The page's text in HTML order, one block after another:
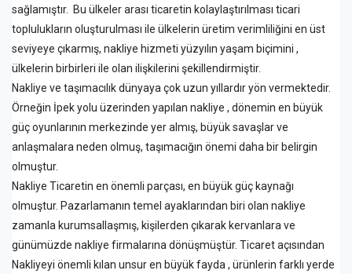
sağlamıştır. Bu ülkeler arası ticaretin kolaylaştırılması ticari
toplulukların oluşturulması ile ülkelerin üretim verimliliğini en üst
seviyeye çıkarmış, nakliye hizmeti yüzyılın yaşam biçimini ,
ülkelerin birbirleri ile olan ilişkilerini şekillendirmiştir.
Nakliye ve taşımacılık dünyaya çok uzun yıllardır yön vermektedir.
Örneğin İpek yolu üzerinden yapılan nakliye , dönemin en büyük
güç oyunlarının merkezinde yer almış, büyük savaşlar ve
anlaşmalara neden olmuş, taşımacığın önemi daha bir belirgin
olmuştur.
Nakliye Ticaretin en önemli parçası, en büyük güç kaynağı
olmuştur. Pazarlamanın temel ayaklarından biri olan nakliye
zamanla kurumsallaşmış, kişilerden çıkarak kervanlara ve
günümüzde nakliye firmalarına dönüşmüştür. Ticaret açısından
Nakliyeyi önemli kılan unsur en büyük fayda , ürünlerin farklı yerde